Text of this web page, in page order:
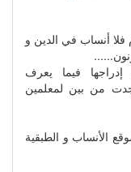
أنساب في الدين و
فيما يعرف
من بين لمعلمين
الأنساب و الطبقية